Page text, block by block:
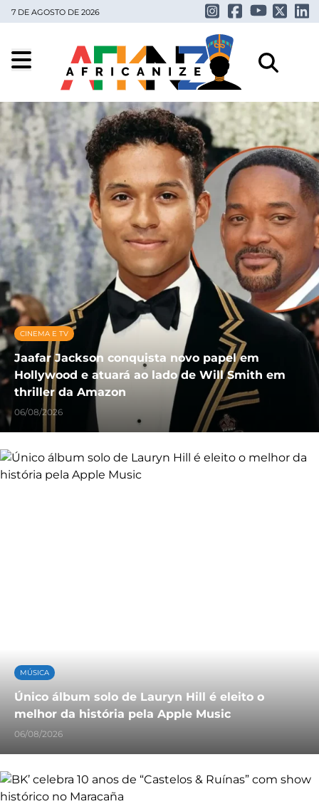
7 DE AGOSTO DE 2026
CINEMA E TV
Jaafar Jackson conquista novo papel em
Hollywood e atuará ao lado de Will Smith em
thriller da Amazon
06/08/2026
MÚSICA
Único álbum solo de Lauryn Hill é eleito o
melhor da história pela Apple Music
06/08/2026